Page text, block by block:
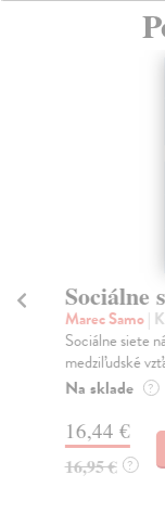
Sociálne
Marec Samo|
Sociálne siete
medziľudské
Na sklade ?
16,44 €
16,95 € ?